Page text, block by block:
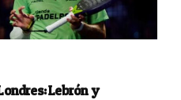
Lebrón y